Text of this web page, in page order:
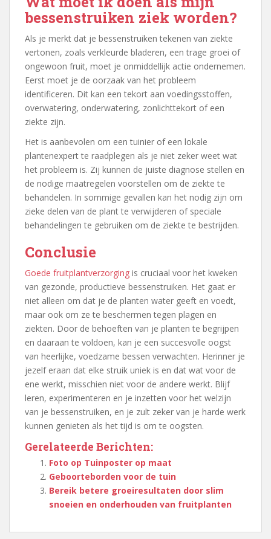
bessenstruiken ziek worden?
Als je merkt dat je bessenstruiken tekenen van ziekte
vertonen, zoals verkleurde bladeren, een trage groei of
ongewoon fruit, moet je onmiddellijk actie ondernemen.
Eerst moet je de oorzaak van het probleem
identificeren. Dit kan een tekort aan voedingsstoffen,
overwatering, onderwatering, zonlichttekort of een
ziekte zijn.
Het is aanbevolen om een tuinier of een lokale
plantenexpert te raadplegen als je niet zeker weet wat
het probleem is. Zij kunnen de juiste diagnose stellen en
de nodige maatregelen voorstellen om de ziekte te
behandelen. In sommige gevallen kan het nodig zijn om
zieke delen van de plant te verwijderen of speciale
behandelingen te gebruiken om de ziekte te bestrijden.
Conclusie
Goede fruitplantverzorging is cruciaal voor het kweken
van gezonde, productieve bessenstruiken. Het gaat er
niet alleen om dat je de planten water geeft en voedt,
maar ook om ze te beschermen tegen plagen en
ziekten. Door de behoeften van je planten te begrijpen
en daaraan te voldoen, kan je een succesvolle oogst
van heerlijke, voedzame bessen verwachten. Herinner je
jezelf eraan dat elke struik uniek is en dat wat voor de
ene werkt, misschien niet voor de andere werkt. Blijf
leren, experimenteren en je inzetten voor het welzijn
van je bessenstruiken, en je zult zeker van je harde werk
kunnen genieten als het tijd is om te oogsten.
Gerelateerde Berichten:
Foto op Tuinposter op maat
Geboorteborden voor de tuin
Bereik betere groeiresultaten door slim
snoeien en onderhouden van fruitplanten